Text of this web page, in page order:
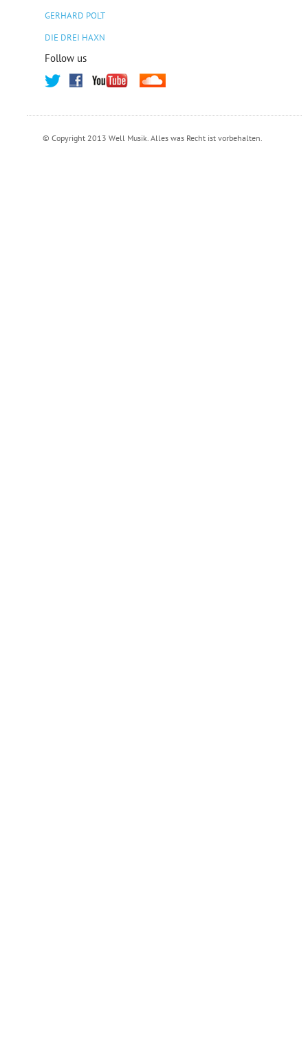
GERHARD POLT
DIE DREI HAXN
Follow us
© Copyright 2013 Well Musik. Alles was Recht ist vorbehalten.